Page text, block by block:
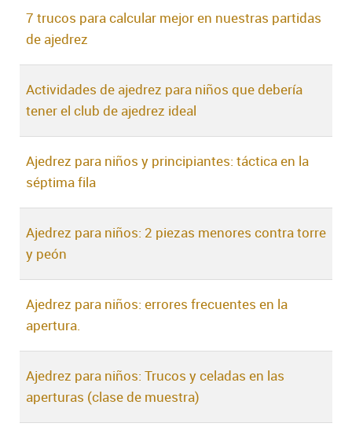
7 trucos para calcular mejor en nuestras partidas
de ajedrez
Actividades de ajedrez para niños que debería
tener el club de ajedrez ideal
Ajedrez para niños y principiantes: táctica en la
séptima fila
Ajedrez para niños: 2 piezas menores contra torre
y peón
Ajedrez para niños: errores frecuentes en la
apertura.
Ajedrez para niños: Trucos y celadas en las
aperturas (clase de muestra)